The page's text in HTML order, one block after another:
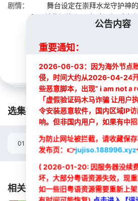
剧情：
舞台设定在崇拜水龙守护神的
里因神秘污染和“强行唤醒沉睡水
露一行人原本是来海岛度假，却
闲摸鱼被迫营业，潜入苍海深处
展开
选集播放:
选集
01
相关推荐
公告内容
重要通知：
2026-06-03：因为海外节点
侵，时间大约从2026-04-24
些恶意脚本，出现” i am not a
「虚假验证码木马诈骗 让用户
令安装恶意软件，国内区域IP
响。但非国内用户，如果有中
为防止网址被拦截，请收藏保
发布页： 👉jujiso.188996.xyz
( 2026-01-20: 因服务器没续
坏，大部分粤语资源失效，现重
如一些旧粤语资源需要重新上架